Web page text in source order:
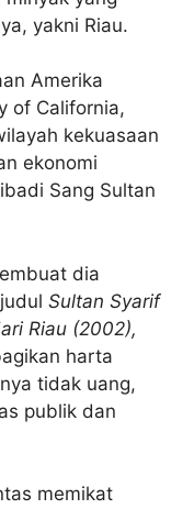
yakni Riau.
Amerika
of California,
kekuasaan
ekonomi
Sang Sultan
dia
Sultan Syarif
Riau (2002),
harta
tidak uang,
publik dan
memikat